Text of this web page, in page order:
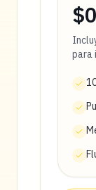
$0
para